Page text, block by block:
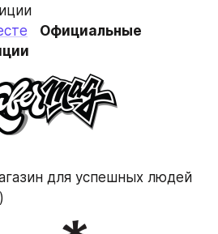
Официальные
для успешных людей
)